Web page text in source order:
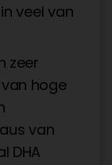
veel van
zeer
hoge
van
DHA